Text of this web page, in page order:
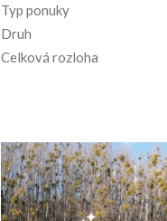
Typ ponuky
Druh
Celková rozloha